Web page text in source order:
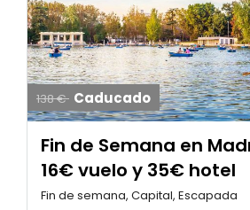
138 € Caducado
Fin de Semana en
16€ vuelo y 35€ hotel
Fin de semana, Capital, Escapada